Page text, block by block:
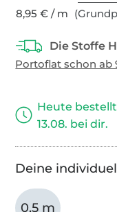
8,95 € / m
Heute
13.08. bei dir.
Deine
0,5 m